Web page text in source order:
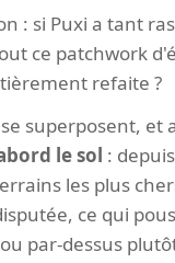
: si Puxi a tant
ce patchwork
refaite ?
superposent, et
le sol :
les plus
ce qui
par-dessus